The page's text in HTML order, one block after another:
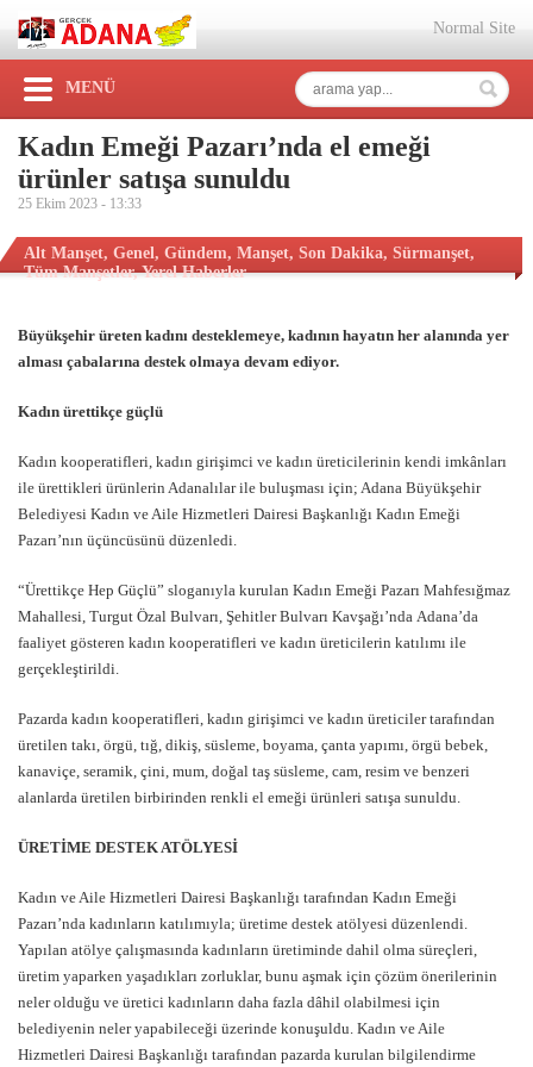
Normal Site
MENÜ
Kadın Emeği Pazarı’nda el emeği
ürünler satışa sunuldu
25 Ekim 2023 - 13:33
Alt Manşet, Genel, Gündem, Manşet, Son Dakika, Sürmanşet,
Tüm Manşetler,Yerel Haberler
Büyükşehir üreten kadını desteklemeye, kadının hayatın her alanında yer
alması çabalarına destek olmaya devam ediyor.
Kadın ürettikçe güçlü
Kadın kooperatifleri, kadın girişimci ve kadın üreticilerinin kendi imkânları
ile ürettikleri ürünlerin Adanalılar ile buluşması için; Adana Büyükşehir
Belediyesi Kadın ve Aile Hizmetleri Dairesi Başkanlığı Kadın Emeği
Pazarı’nın üçüncüsünü düzenledi.
“Ürettikçe Hep Güçlü” sloganıyla kurulan Kadın Emeği Pazarı Mahfesığmaz
Mahallesi, Turgut Özal Bulvarı, Şehitler Bulvarı Kavşağı’nda Adana’da
faaliyet gösteren kadın kooperatifleri ve kadın üreticilerin katılımı ile
gerçekleştirildi.
Pazarda kadın kooperatifleri, kadın girişimci ve kadın üreticiler tarafından
üretilen takı, örgü, tığ, dikiş, süsleme, boyama, çanta yapımı, örgü bebek,
kanaviçe, seramik, çini, mum, doğal taş süsleme, cam, resim ve benzeri
alanlarda üretilen birbirinden renkli el emeği ürünleri satışa sunuldu.
ÜRETİME DESTEK ATÖLYESİ
Kadın ve Aile Hizmetleri Dairesi Başkanlığı tarafından Kadın Emeği
Pazarı’nda kadınların katılımıyla; üretime destek atölyesi düzenlendi.
Yapılan atölye çalışmasında kadınların üretiminde dahil olma süreçleri,
üretim yaparken yaşadıkları zorluklar, bunu aşmak için çözüm önerilerinin
neler olduğu ve üretici kadınların daha fazla dâhil olabilmesi için
belediyenin neler yapabileceği üzerinde konuşuldu. Kadın ve Aile
Hizmetleri Dairesi Başkanlığı tarafından pazarda kurulan bilgilendirme